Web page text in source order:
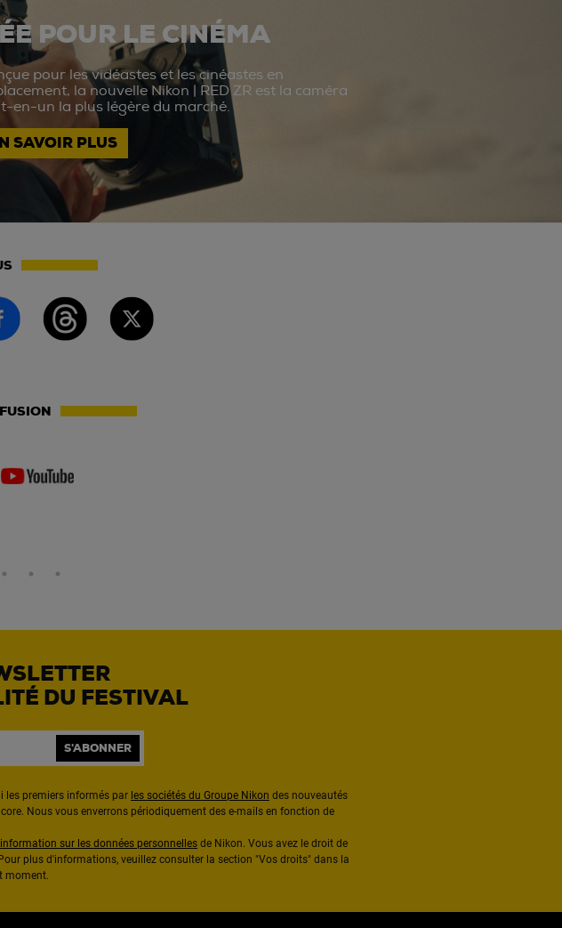
POUR LE CINÉMA
pour les vidéastes et les cinéastes en
la nouvelle Nikon | RED ZR est la caméra
en-un la plus légère du marché.
SAVOIR PLUS
DU FESTIVAL
S'ABONNER
les premiers informés par les sociétés du Groupe Nikon des nouveautés
Nous vous enverrons périodiquement des e-mails en fonction de
sur les données personnelles de Nikon. Vous avez le droit de
plus d'informations, veuillez consulter la section "Vos droits" dans la
moment.